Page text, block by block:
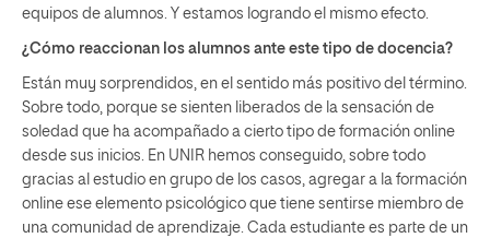
equipos de alumnos. Y estamos logrando el mismo efecto.
¿Cómo reaccionan los alumnos ante este tipo de docencia?
Están muy sorprendidos, en el sentido más positivo del término.
Sobre todo, porque se sienten liberados de la sensación de
soledad que ha acompañado a cierto tipo de formación online
desde sus inicios. En UNIR hemos conseguido, sobre todo
gracias al estudio en grupo de los casos, agregar a la formación
online ese elemento psicológico que tiene sentirse miembro de
una comunidad de aprendizaje. Cada estudiante es parte de un